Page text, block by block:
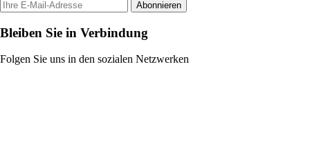
Abonnieren
Bleiben Sie in Verbindung
Folgen Sie uns in den sozialen Netzwerken